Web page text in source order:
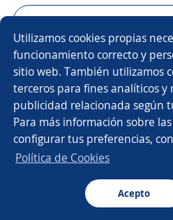
Evaluar
Copyright 2014 -
/
Utilizamos cookies propias
funcionamiento correcto y
sitio web. También utilizamos
terceros para fines analíticos y
publicidad relacionada según
Para más información sobre
configurar tus preferencias,
Política de Cookies
Acepto